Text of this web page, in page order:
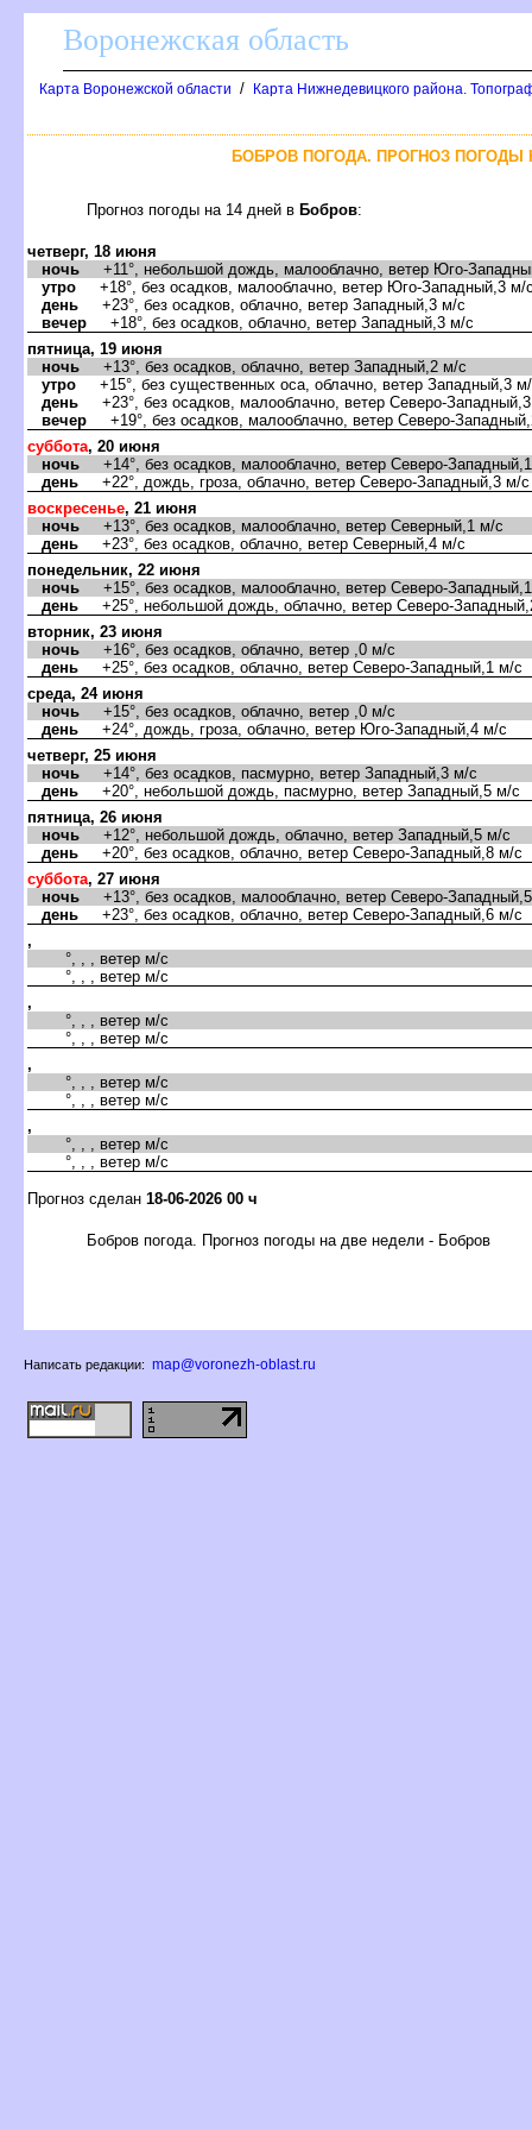
оронежская область
Карта Воронежской области / Карта Нижнедевицкого района.
БОБРОВ ПОГОДА. ПРОГНОЗ
Прогноз погоды на 14 дней Бобро:
четверг, 18 июня
ночь +11°, небольшой дождь, малооблачно, ветер Юго-
утро +18°, без осадков, малооблачно, ветер Юго-Западный,3 м/
день +23°, без осадков, облачно, ветер Западный,3 м/с
ечер +18°, без осадков, облачно, ветер Западный,3 м/с
пятница, 19 июня
ночь +13°, без осадков, облачно, ветер Западный,2 м/с
утро +15°, без существенных оса, облачно, ветер Западный,3
день +23°, без осадков, малооблачно, ветер Северо-
ечер +19°, без осадков, малооблачно, ветер Северо-
суббота, 20 июня
ночь +14°, без осадков, малооблачно, ветер Северо-
день +22°, дождь, гроза, облачно, ветер Северо-Западный,3 м/с
оскресенье, 21 июня
ночь +13°, без осадков, малооблачно, ветер Северный,1 м/с
день +23°, без осадков, облачно, ветер Северный,4 м/с
понедельник, 22 июня
ночь +15°, без осадков, малооблачно, ветер Северо-
день +25°, небольшой дождь, облачно, ветер Северо-
торник, 23 июня
ночь +16°, без осадков, облачно, ветер ,0 м/с
день +25°, без осадков, облачно, ветер Северо-Западный,1 м/с
среда, 24 июня
ночь +15°, без осадков, облачно, ветер ,0 м/с
день +24°, дождь, гроза, облачно, ветер Юго-Западный,4 м/с
четверг, 25 июня
ночь +14°, без осадков, пасмурно, ветер Западный,3 м/с
день +20°, небольшой дождь, пасмурно, ветер Западный,5 м/с
пятница, 26 июня
ночь +12°, небольшой дождь, облачно, ветер Западный,5 м/с
день +20°, без осадков, облачно, ветер Северо-Западный,8 м/с
суббота, 27 июня
ночь +13°, без осадков, малооблачно, ветер Северо-
день +23°, без осадков, облачно, ветер Северо-Западный,6 м/с
,
°, , , ветер м/с
°, , , ветер м/с
,
°, , , ветер м/с
°, , , ветер м/с
,
°, , , ветер м/с
°, , , ветер м/с
,
°, , , ветер м/с
°, , , ветер м/с
Прогноз сделан 18-06-2026 00 ч
Бобров погода. Прогноз погоды на две недели - Бобро
Написать редакции: map@voronezh-oblast.ru